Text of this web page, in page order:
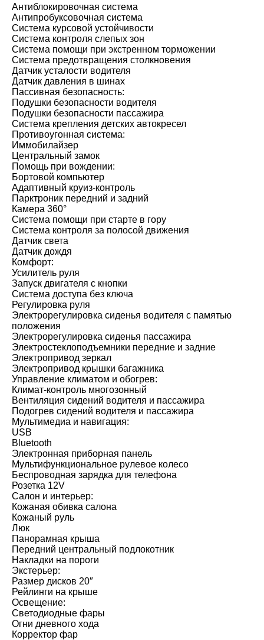
Антиблокировочная система
Антипробуксовочная система
Система курсовой устойчивости
Система контроля слепых зон
Система помощи при экстренном торможении
Система предотвращения столкновения
Датчик усталости водителя
Датчик давления в шинах
Пассивная безопасность:
Подушки безопасности водителя
Подушки безопасности пассажира
Система крепления детских автокресел
Противоугонная система:
Иммобилайзер
Центральный замок
Помощь при вождении:
Бортовой компьютер
Адаптивный круиз-контроль
Парктроник передний и задний
Камера 360°
Система помощи при старте в гору
Система контроля за полосой движения
Датчик света
Датчик дождя
Комфорт:
Усилитель руля
Запуск двигателя с кнопки
Система доступа без ключа
Регулировка руля
Электрорегулировка сиденья водителя с памятью
положения
Электрорегулировка сиденья пассажира
Электростеклоподъемники передние и задние
Электропривод зеркал
Электропривод крышки багажника
Управление климатом и обогрев:
Климат-контроль многозонный
Вентиляция сидений водителя и пассажира
Подогрев сидений водителя и пассажира
Мультимедиа и навигация:
USB
Bluetooth
Электронная приборная панель
Мультифункциональное рулевое колесо
Беспроводная зарядка для телефона
Розетка 12V
Салон и интерьер:
Кожаная обивка салона
Кожаный руль
Люк
Панорамная крыша
Передний центральный подлокотник
Накладки на пороги
Экстерьер:
Размер дисков 20″
Рейлинги на крыше
Освещение:
Светодиодные фары
Огни дневного хода
Корректор фар